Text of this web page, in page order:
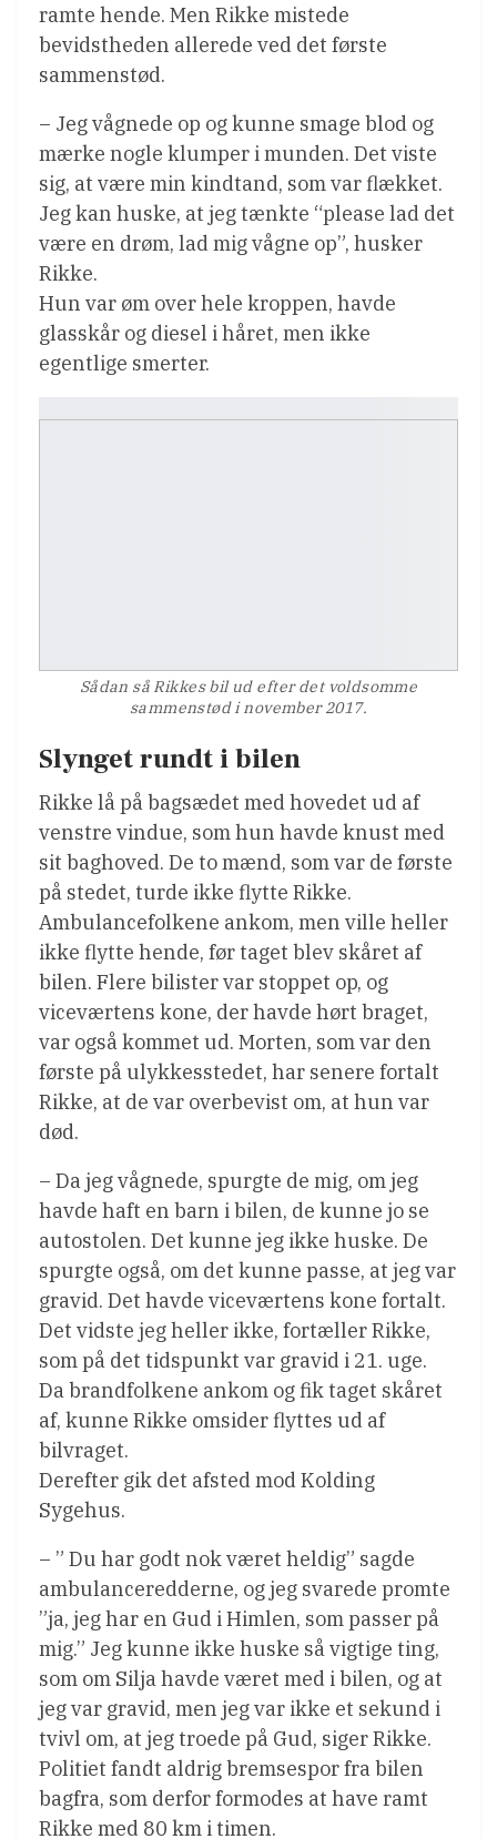
ramte hende. Men Rikke mistede
bevidstheden allerede ved det første
sammenstød.
– Jeg vågnede op og kunne smage blod og
mærke nogle klumper i munden. Det viste
sig, at være min kindtand, som var flækket.
Jeg kan huske, at jeg tænkte “please lad det
være en drøm, lad mig vågne op”, husker
Rikke.
Hun var øm over hele kroppen, havde
glasskår og diesel i håret, men ikke
egentlige smerter.
Sådan så Rikkes bil ud efter det voldsomme
sammenstød i november 2017.
Slynget rundt i bilen
Rikke lå på bagsædet med hovedet ud af
venstre vindue, som hun havde knust med
sit baghoved. De to mænd, som var de første
på stedet, turde ikke flytte Rikke.
Ambulancefolkene ankom, men ville heller
ikke flytte hende, før taget blev skåret af
bilen. Flere bilister var stoppet op, og
viceværtens kone, der havde hørt braget,
var også kommet ud. Morten, som var den
første på ulykkesstedet, har senere fortalt
Rikke, at de var overbevist om, at hun var
død.
– Da jeg vågnede, spurgte de mig, om jeg
havde haft en barn i bilen, de kunne jo se
autostolen. Det kunne jeg ikke huske. De
spurgte også, om det kunne passe, at jeg var
gravid. Det havde viceværtens kone fortalt.
Det vidste jeg heller ikke, fortæller Rikke,
som på det tidspunkt var gravid i 21. uge.
Da brandfolkene ankom og fik taget skåret
af, kunne Rikke omsider flyttes ud af
bilvraget.
Derefter gik det afsted mod Kolding
Sygehus.
– ” Du har godt nok været heldig” sagde
ambulanceredderne, og jeg svarede promte
”ja, jeg har en Gud i Himlen, som passer på
mig.” Jeg kunne ikke huske så vigtige ting,
som om Silja havde været med i bilen, og at
jeg var gravid, men jeg var ikke et sekund i
tvivl om, at jeg troede på Gud, siger Rikke.
Politiet fandt aldrig bremsespor fra bilen
bagfra, som derfor formodes at have ramt
Rikke med 80 km i timen.